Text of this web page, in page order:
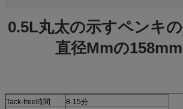
0.5L丸太の示すペンキ
直径Mmの
Tack-free時間
8-15分